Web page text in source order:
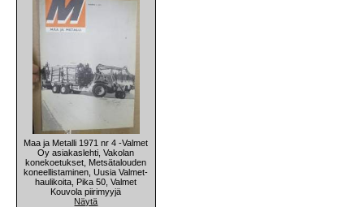
Maa ja Metalli 1971 nr 4 -Valmet
Oy asiakaslehti, Vakolan
konekoetukset, Metsätalouden
koneellistaminen, Uusia Valmet-
haulikoita, Pika 50, Valmet
Kouvola piirimyyjä
Näytä